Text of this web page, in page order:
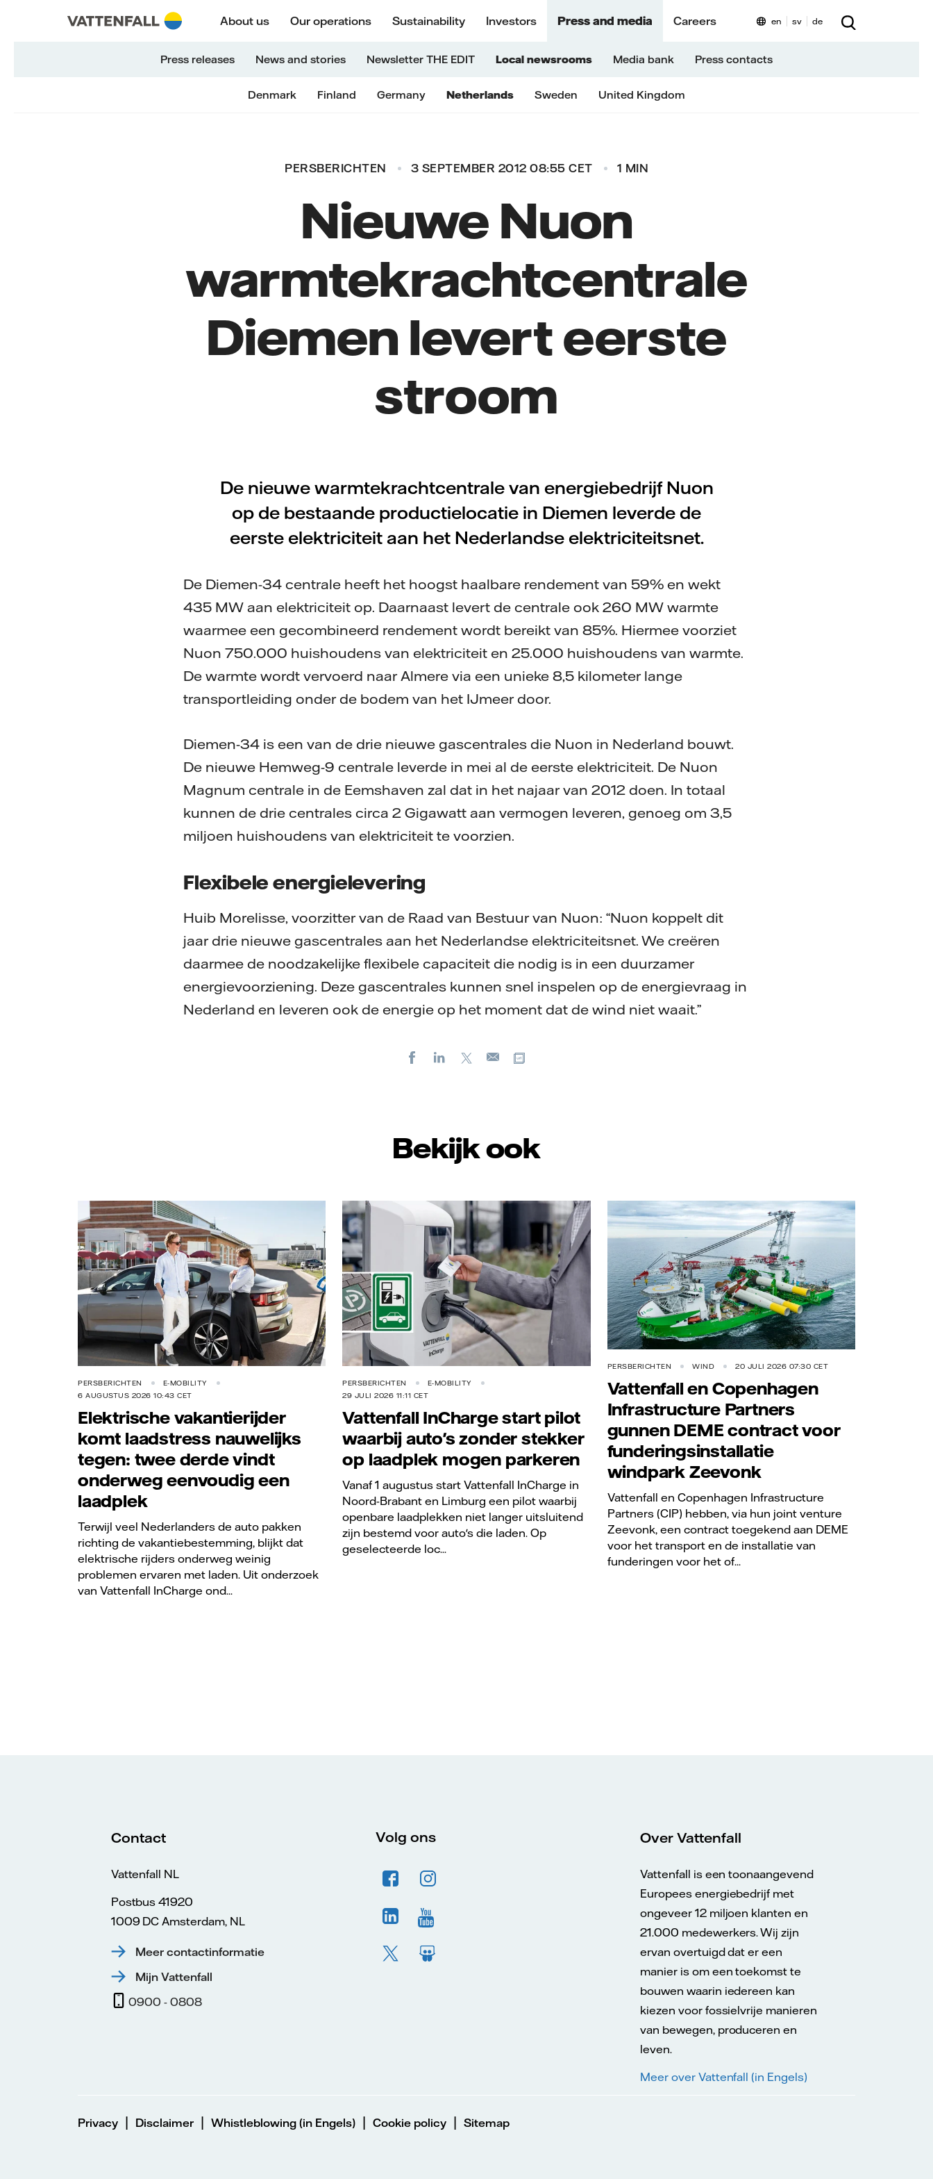
Naar content
Naar hoofdnavigatie
Ga naar footer About us Our operations Sustainability Investors Press and media Careers
Press releases News and stories Newsletter THE EDIT Local newsrooms Media bank Press contacts
Denmark Finland Germany Netherlands Sweden United Kingdom
en sv de
PERSBERICHTEN 3 SEPTEMBER 2012 08:55 CET 1 MIN
Nieuwe Nuon
warmtekrachtcentrale
Diemen levert eerste
stroom
De nieuwe warmtekrachtcentrale van energiebedrijf Nuon
op de bestaande productielocatie in Diemen leverde de
eerste elektriciteit aan het Nederlandse elektriciteitsnet.
De Diemen-34 centrale heeft het hoogst haalbare rendement van 59% en wekt
435 MW aan elektriciteit op. Daarnaast levert de centrale ook 260 MW warmte
waarmee een gecombineerd rendement wordt bereikt van 85%. Hiermee voorziet
Nuon 750.000 huishoudens van elektriciteit en 25.000 huishoudens van warmte.
De warmte wordt vervoerd naar Almere via een unieke 8,5 kilometer lange
transportleiding onder de bodem van het IJmeer door.
Diemen-34 is een van de drie nieuwe gascentrales die Nuon in Nederland bouwt.
De nieuwe Hemweg-9 centrale leverde in mei al de eerste elektriciteit. De Nuon
Magnum centrale in de Eemshaven zal dat in het najaar van 2012 doen. In totaal
kunnen de drie centrales circa 2 Gigawatt aan vermogen leveren, genoeg om 3,5
miljoen huishoudens van elektriciteit te voorzien.
Flexibele energielevering
Huib Morelisse, voorzitter van de Raad van Bestuur van Nuon: “Nuon koppelt dit
jaar drie nieuwe gascentrales aan het Nederlandse elektriciteitsnet. We creëren
daarmee de noodzakelijke flexibele capaciteit die nodig is in een duurzamer
energievoorziening. Deze gascentrales kunnen snel inspelen op de energievraag in
Nederland en leveren ook de energie op het moment dat de wind niet waait.”
FacebookLinkedIn
X
E-
Bekijk ook
Vattenfall/Jeanette Hägglund
PERSBERICHTEN
E-MOBILITY
6 AUGUSTUS 2026 10:43 CET
Elektrische vakantierijder
komt laadstress nauwelijks
tegen: twee derde vindt
onderweg eenvoudig een
laadplek
Terwijl veel Nederlanders de auto pakken
richting de vakantiebestemming, blijkt dat
elektrische rijders onderweg weinig
problemen ervaren met laden. Uit onderzoek
van Vattenfall InCharge ond...
Vattenfall/Jorrit Lousberg
PERSBERICHTEN
E-MOBILITY
29 JULI 2026 11:11 CET
Vattenfall InCharge start pilot
waarbij auto's zonder stekker
op laadplek mogen parkeren
Vanaf 1 augustus start Vattenfall InCharge in
Noord-Brabant en Limburg een pilot waarbij
openbare laadplekken niet langer uitsluitend
zijn bestemd voor auto's die laden. Op
geselecteerde loc...
PERSBERICHTEN WIND 20 JULI 2026 07:30 CET
Vattenfall en Copenhagen
Infrastructure Partners
gunnen DEME contract voor
funderingsinstallatie
windpark Zeevonk
Vattenfall en Copenhagen Infrastructure
Partners (CIP) hebben, via hun joint venture
Zeevonk, een contract toegekend aan DEME
voor het transport en de installatie van
funderingen voor het of...
Naar hoofdnavigatie
Contact
Vattenfall NL
Postbus 41920
1009 DC Amsterdam, NL
Meer contactinformatie
Mijn Vattenfall
0900 - 0808
Volg ons Over Vattenfall
Vattenfall is een toonaangevend
Europees energiebedrijf met
ongeveer 12 miljoen klanten en
21.000 medewerkers. Wij zijn
ervan overtuigd dat er een
manier is om een toekomst te
bouwen waarin iedereen kan
kiezen voor fossielvrije manieren
van bewegen, produceren en
leven.
Meer over Vattenfall (in Engels)
Privacy | Disclaimer | Whistleblowing (in Engels) | Cookie policy | Sitemap